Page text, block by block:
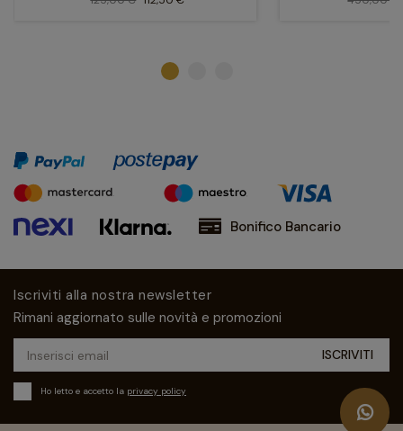
Bonifico Bancario
Iscriviti alla nostra newsletter
Rimani aggiornato sulle novità e promozioni
Ho letto e accetto la privacy policy